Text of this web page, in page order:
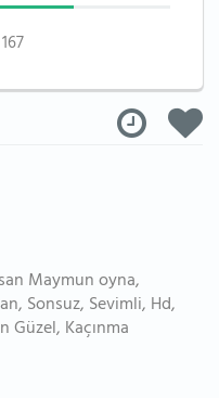
167
Maymun oyna,
Sonsuz, Sevimli, Hd,
Güzel, Kaçınma